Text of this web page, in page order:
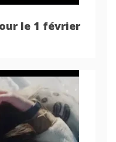
le 1 février